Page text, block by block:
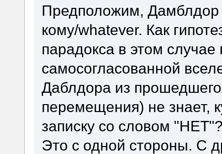
Предположим, Дамблдор
кому/whatever. Как
парадокса в этом случае
самосогласованной
Даблдора из
перемещения) не знает,
записку со словом
Это с одной стороны. С